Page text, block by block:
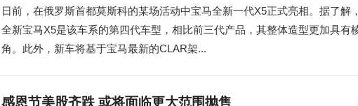
日前，在俄罗斯首都莫斯科的某场活动中宝马全新一代X5正式亮相。据了解
全新宝马X5是该车系的第四代车型，相比前三代产品，其整体造型更加具有
角。此外，新车将基于宝马最新的CLAR架...
感恩节美股齐跌 或将面临更大范围抛售